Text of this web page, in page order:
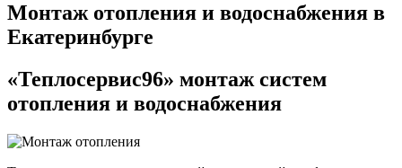
Монтаж отопления и водоснабжения в
Екатеринбурге
«Теплосервис96» монтаж систем
отопления и водоснабжения